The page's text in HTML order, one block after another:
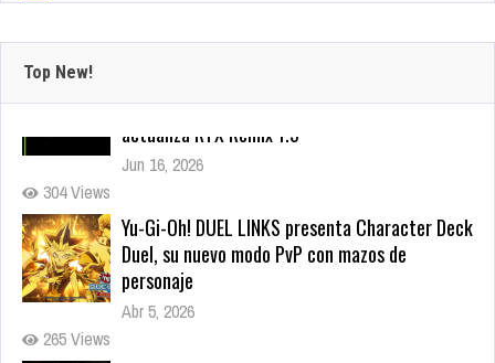
Top New!
Yu-Gi-Oh! DUEL LINKS presenta Character Deck
personaje
Abr 5, 2026
265 Views
Xbox Game Pass Cierra Abril con Grand Theft